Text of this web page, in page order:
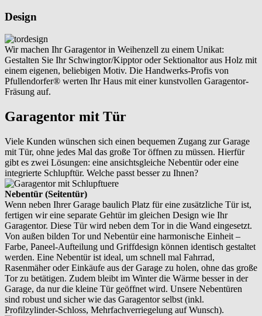
Design
Wir machen Ihr Garagentor in Weihenzell zu einem Unikat:
Gestalten Sie Ihr Schwingtor/Kipptor oder Sektionaltor aus Holz mit
einem eigenen, beliebigen Motiv. Die Handwerks-Profis von
Pfullendorfer® werten Ihr Haus mit einer kunstvollen Garagentor-
Fräsung auf.
Garagentor mit Tür
Viele Kunden wünschen sich einen bequemen Zugang zur Garage
mit Tür, ohne jedes Mal das große Tor öffnen zu müssen. Hierfür
gibt es zwei Lösungen: eine ansichtsgleiche Nebentür oder eine
integrierte Schlupftür. Welche passt besser zu Ihnen?
Nebentür (Seitentür)
Wenn neben Ihrer Garage baulich Platz für eine zusätzliche Tür ist,
fertigen wir eine separate Gehtür im gleichen Design wie Ihr
Garagentor. Diese Tür wird neben dem Tor in die Wand eingesetzt.
Von außen bilden Tor und Nebentür eine harmonische Einheit –
Farbe, Paneel-Aufteilung und Griffdesign können identisch gestaltet
werden. Eine Nebentür ist ideal, um schnell mal Fahrrad,
Rasenmäher oder Einkäufe aus der Garage zu holen, ohne das große
Tor zu betätigen. Zudem bleibt im Winter die Wärme besser in der
Garage, da nur die kleine Tür geöffnet wird. Unsere Nebentüren
sind robust und sicher wie das Garagentor selbst (inkl.
Profilzylinder-Schloss, Mehrfachverriegelung auf Wunsch).